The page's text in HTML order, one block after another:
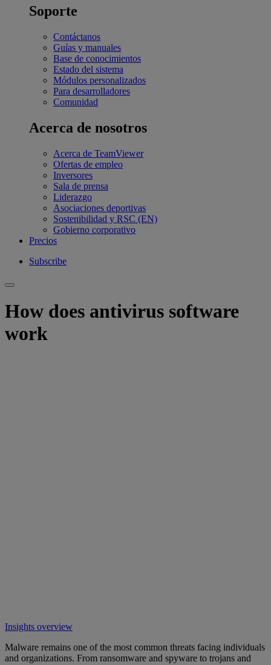
Soporte
Contáctanos
Guías y manuales
Base de conocimientos
Estado del sistema
Módulos personalizados
Para desarrolladores
Comunidad
Acerca de nosotros
Acerca de TeamViewer
Ofertas de empleo
Inversores
Sala de prensa
Liderazgo
Asociaciones deportivas
Sostenibilidad y RSC (EN)
Gobierno corporativo
Precios
Subscribe
How does antivirus software
work
Insights overview
Malware remains one of the most common threats facing individuals
and organizations. From ransomware and spyware to trojans and